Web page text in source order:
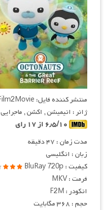
منتشر کننده فایل: Film2Movie
ژانر : انیمیشن , اکشن , ماجرایی
مدت زمان : ۴۷ دقیقه
زبان : انگلیسی
کیفیت : BluRay 720p
فرمت : MKV
انکودر : F2M
حجم : ۳۶۸ مگابایت